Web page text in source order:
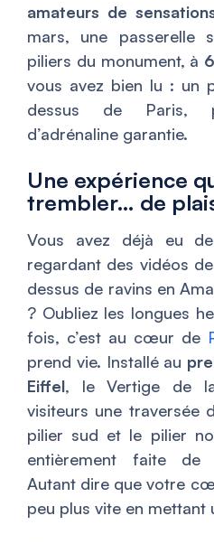
amateurs de
mars, une passerelle
piliers du monument, à
vous avez bien lu : un
dessus de Paris,
d’adrénaline garantie.
Une expérience
trembler… de
Vous avez déjà eu
regardant des vidéos
dessus de ravins en
? Oubliez les longues
fois, c’est au cœur de
prend vie. Installé au
Eiffel, le Vertige de
visiteurs une traversée
pilier sud et le pilier
entièrement faite de
Autant dire que votre
peu plus vite en mettant